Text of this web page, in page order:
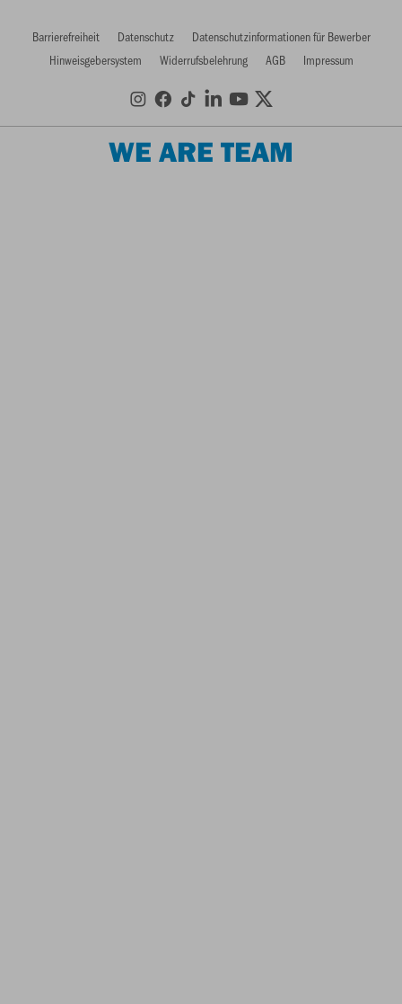
Barrierefreiheit Datenschutz
Datenschutzinformationen für Bewerber
Hinweisgebersystem
Widerrufsbelehrung AGB Impressum
WE ARE TEAM